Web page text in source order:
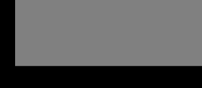
关于M+藏品